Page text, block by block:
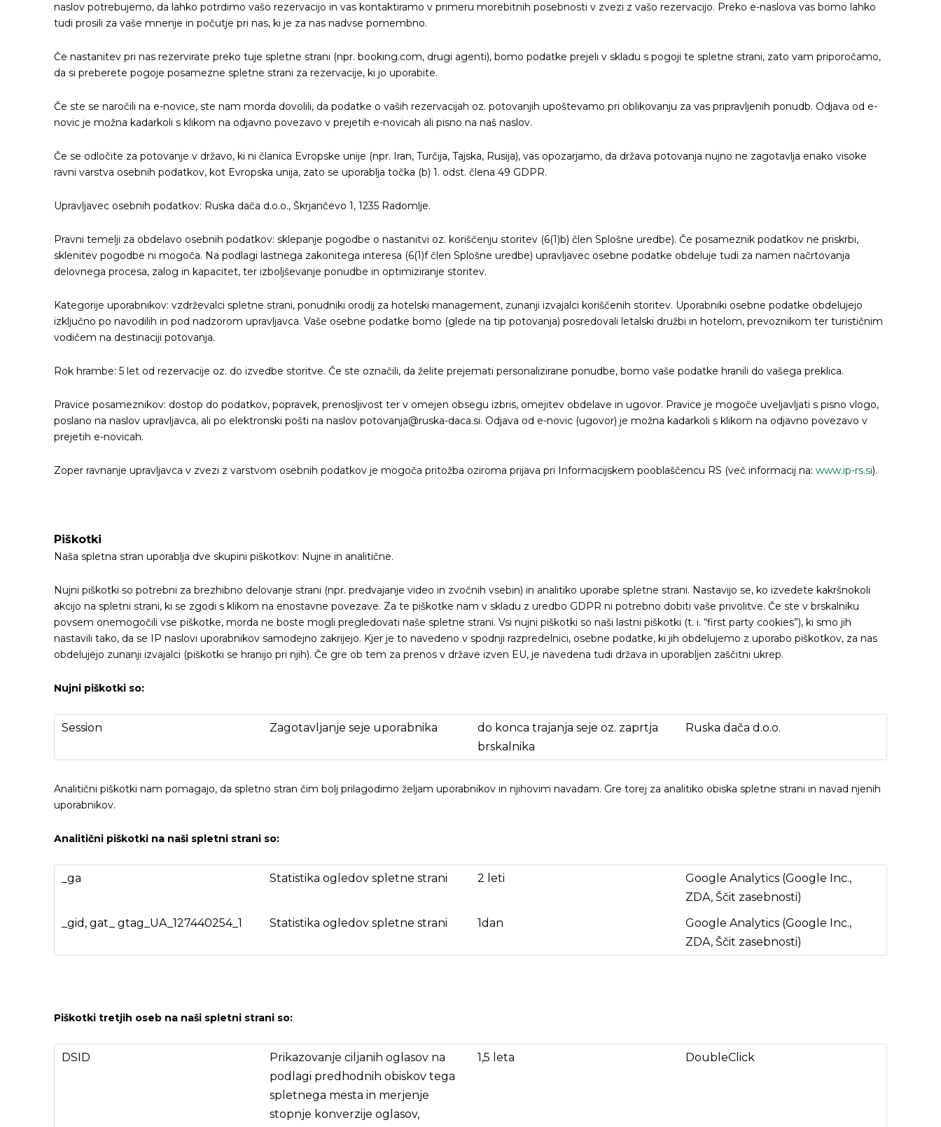
naslov potrebujemo, da lahko potrdimo vašo rezervacijo in vas kontaktiramo v primeru morebitnih posebnosti v zvezi z vašo rezervacijo. Preko e-naslova vas bomo lahko
tudi prosili za vaše mnenje in počutje pri nas, ki je za nas nadvse pomembno.
Če nastanitev pri nas rezervirate preko tuje spletne strani (npr. booking.com, drugi agenti), bomo podatke prejeli v skladu s pogoji te spletne strani, zato vam priporočamo,
da si preberete pogoje posamezne spletne strani za rezervacije, ki jo uporabite.
Če ste se naročili na e-novice, ste nam morda dovolili, da podatke o vaših rezervacijah oz. potovanjih upoštevamo pri oblikovanju za vas pripravljenih ponudb. Odjava od e-
novic je možna kadarkoli s klikom na odjavno povezavo v prejetih e-novicah ali pisno na naš naslov.
Če se odločite za potovanje v državo, ki ni članica Evropske unije (npr. Iran, Turčija, Tajska, Rusija), vas opozarjamo, da država potovanja nujno ne zagotavlja enako visoke
ravni varstva osebnih podatkov, kot Evropska unija, zato se uporablja točka (b) 1. odst. člena 49 GDPR.
Upravljavec osebnih podatkov: Ruska dača d.o.o., Škrjančevo 1, 1235 Radomlje.
Pravni temelji za obdelavo osebnih podatkov: sklepanje pogodbe o nastanitvi oz. koriščenju storitev (6(1)b) člen Splošne uredbe). Če posameznik podatkov ne priskrbi,
sklenitev pogodbe ni mogoča. Na podlagi lastnega zakonitega interesa (6(1)f člen Splošne uredbe) upravljavec osebne podatke obdeluje tudi za namen načrtovanja
delovnega procesa, zalog in kapacitet, ter izboljševanje ponudbe in optimiziranje storitev.
Kategorije uporabnikov: vzdrževalci spletne strani, ponudniki orodij za hotelski management, zunanji izvajalci koriščenih storitev. Uporabniki osebne podatke obdelujejo
izključno po navodilih in pod nadzorom upravljavca. Vaše osebne podatke bomo (glede na tip potovanja) posredovali letalski družbi in hotelom, prevoznikom ter turističnim
vodičem na destinaciji potovanja.
Rok hrambe: 5 let od rezervacije oz. do izvedbe storitve. Če ste označili, da želite prejemati personalizirane ponudbe, bomo vaše podatke hranili do vašega preklica.
Pravice posameznikov: dostop do podatkov, popravek, prenosljivost ter v omejen obsegu izbris, omejitev obdelave in ugovor. Pravice je mogoče uveljavljati s pisno vlogo,
poslano na naslov upravljavca, ali po elektronski pošti na naslov potovanja@ruska-daca.si. Odjava od e-novic (ugovor) je možna kadarkoli s klikom na odjavno povezavo v
prejetih e-novicah.
Zoper ravnanje upravljavca v zvezi z varstvom osebnih podatkov je mogoča pritožba oziroma prijava pri Informacijskem pooblaščencu RS (več informacij na: www.ip-rs.si).
Piškotki
Naša spletna stran uporablja dve skupini piškotkov: Nujne in analitične.
Nujni piškotki so potrebni za brezhibno delovanje strani (npr. predvajanje video in zvočnih vsebin) in analitiko uporabe spletne strani. Nastavijo se, ko izvedete kakršnokoli
akcijo na spletni strani, ki se zgodi s klikom na enostavne povezave. Za te piškotke nam v skladu z uredbo GDPR ni potrebno dobiti vaše privolitve. Če ste v brskalniku
povsem onemogočili vse piškotke, morda ne boste mogli pregledovati naše spletne strani. Vsi nujni piškotki so naši lastni piškotki (t. i. “first party cookies”), ki smo jih
nastavili tako, da se IP naslovi uporabnikov samodejno zakrijejo. Kjer je to navedeno v spodnji razpredelnici, osebne podatke, ki jih obdelujemo z uporabo piškotkov, za nas
obdelujejo zunanji izvajalci (piškotki se hranijo pri njih). Če gre ob tem za prenos v države izven EU, je navedena tudi država in uporabljen zaščitni ukrep.
Nujni piškotki so:
Session Zagotavljanje seje uporabnika
do konca trajanja seje oz. zaprtja
brskalnika
Ruska dača d.o.o.
Analitični piškotki nam pomagajo, da spletno stran čim bolj prilagodimo željam uporabnikov in njihovim navadam. Gre torej za analitiko obiska spletne strani in navad njenih
uporabnikov.
Analitični piškotki na naši spletni strani so:
_ga Statistika ogledov spletne strani 2 leti
Google Analytics (Google Inc.,
ZDA, Ščit zasebnosti)
_gid, gat_ gtag_UA_127440254_1
Statistika ogledov spletne strani 1dan
Google Analytics (Google Inc.,
ZDA, Ščit zasebnosti)
Piškotki tretjih oseb na naši spletni strani so:
DSID
Prikazovanje ciljanih oglasov na
podlagi predhodnih obiskov tega
spletnega mesta in merjenje
stopnje konverzije oglasov,
1,5 leta DoubleClick